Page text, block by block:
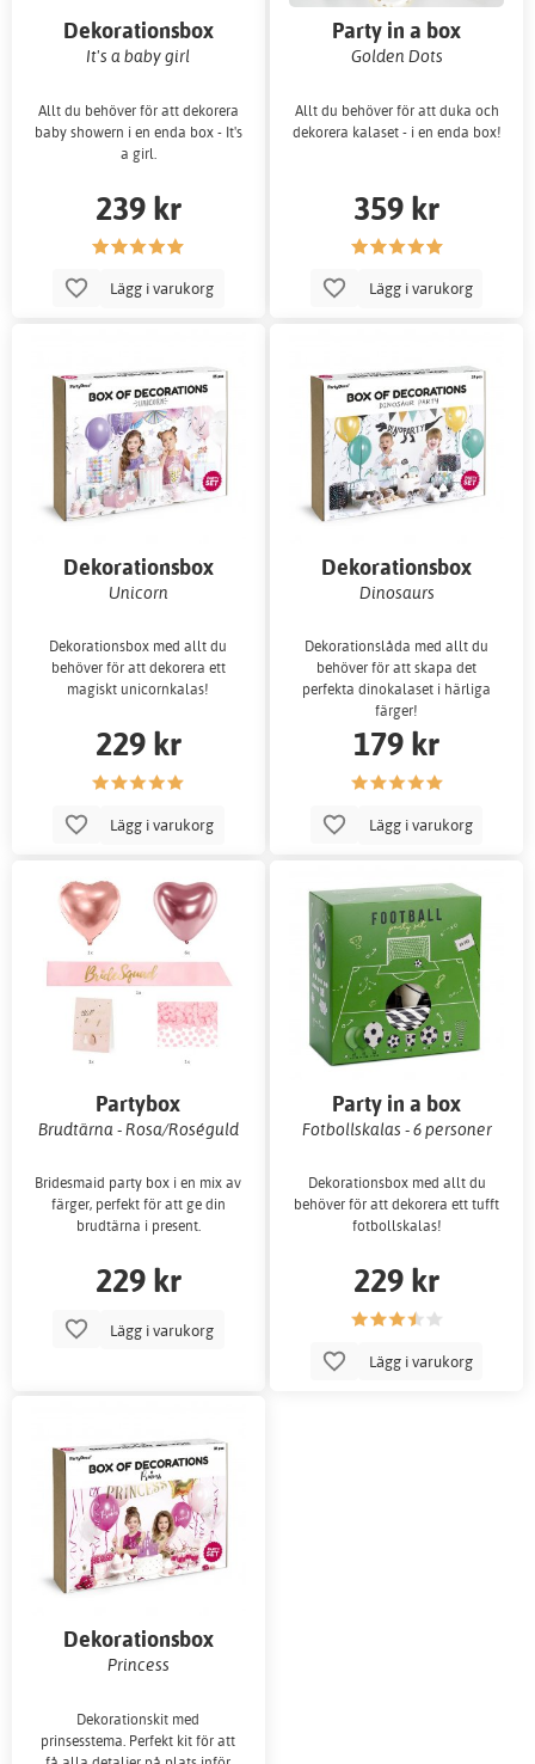
Dekorationsbox
It's a baby girl
Allt du behöver för att dekorera
baby showern i en enda box - It's
a girl.
239 kr
Lägg i varukorg
Party in a box
Golden Dots
Allt du behöver för att duka och
dekorera kalaset - i en enda box!
359 kr
Lägg i varukorg
Dekorationsbox
Unicorn
Dekorationsbox med allt du
behöver för att dekorera ett
magiskt unicornkalas!
229 kr
Lägg i varukorg
Dekorationsbox
Dinosaurs
Dekorationslåda med allt du
behöver för att skapa det
perfekta dinokalaset i härliga
färger!
179 kr
Lägg i varukorg
Partybox
Brudtärna - Rosa/Roséguld
Bridesmaid party box i en mix av
färger, perfekt för att ge din
brudtärna i present.
229 kr
Lägg i varukorg
Party in a box
Fotbollskalas - 6 personer
Dekorationsbox med allt du
behöver för att dekorera ett tufft
fotbollskalas!
229 kr
Lägg i varukorg
Dekorationsbox
Princess
Dekorationskit med
prinsesstema. Perfekt kit för att